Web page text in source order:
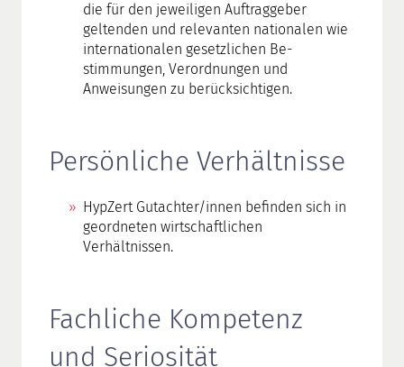
die für den jeweiligen Auftraggeber
geltenden und relevanten nationalen wie
internationalen gesetzlichen Be­­
stimmungen, Verordnungen und
Anweisungen zu berücksichtigen.
Persönliche Verhältnisse
HypZert Gutachter/innen befinden sich in
geordneten wirtschaftlichen
Verhältnissen.
Fachliche Kompetenz
und Seriosität